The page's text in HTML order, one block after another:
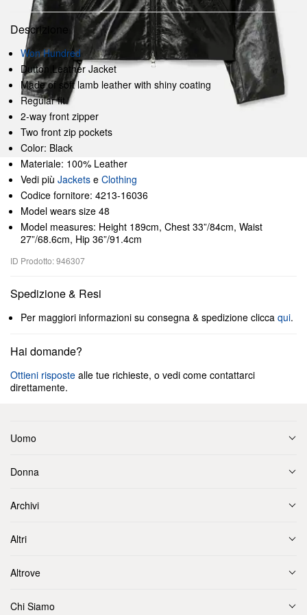
Descrizione
Won Hundred
Dutton Leather Jacket
Made of soft lamb leather with shiny coating
Regular fit
2-way front zipper
Two front zip pockets
Color: Black
Materiale: 100% Leather
Vedi più Jackets e Clothing
Codice fornitore: 4213-16036
Model wears size 48
Model measures: Height 189cm, Chest 33”/84cm, Waist
27”/68.6cm, Hip 36”/91.4cm
ID Prodotto: 946307
Spedizione & Resi
Per maggiori informazioni su consegna & spedizione clicca qui.
Hai domande?
Ottieni risposte alle tue richieste, o vedi come contattarci
direttamente.
Uomo
Donna
Archivi
Altri
Altrove
Chi Siamo